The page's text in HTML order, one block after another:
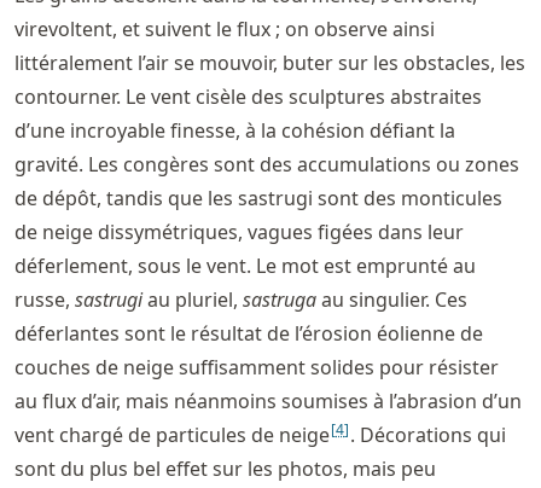
virevoltent, et suivent le flux ; on observe ainsi
littéralement l’air se mouvoir, buter sur les obstacles, les
contourner. Le vent cisèle des sculptures abstraites
d’une incroyable finesse, à la cohésion défiant la
gravité. Les congères sont des accumulations ou zones
de dépôt, tandis que les sastrugi sont des monticules
de neige dissymétriques, vagues figées dans leur
déferlement, sous le vent. Le mot est emprunté au
russe, sastrugiau pluriel, sastrugaau singulier. Ces
déferlantes sont le résultat de l’érosion éolienne de
couches de neige suffisamment solides pour résister
au flux d’air, mais néanmoins soumises à l’abrasion d’un
vent chargé de particules de neige[4]. Décorations qui
sont du plus bel effet sur les photos, mais peu